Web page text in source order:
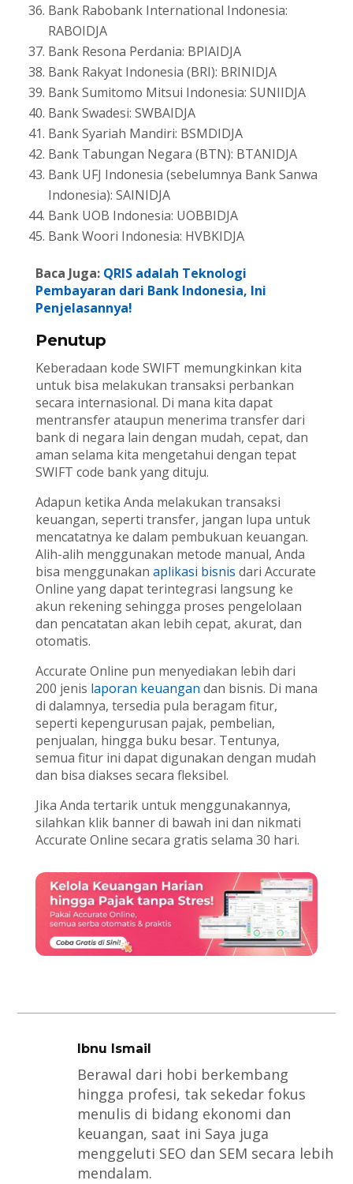
Bank Rabobank International Indonesia:
RABOIDJA
Bank Resona Perdania: BPIAIDJA
Bank Rakyat Indonesia (BRI): BRINIDJA
Bank Sumitomo Mitsui Indonesia: SUNIIDJA
Bank Swadesi: SWBAIDJA
Bank Syariah Mandiri: BSMDIDJA
Bank Tabungan Negara (BTN): BTANIDJA
Bank UFJ Indonesia (sebelumnya Bank Sanwa
Indonesia): SAINIDJA
Bank UOB Indonesia: UOBBIDJA
Bank Woori Indonesia: HVBKIDJA
Baca Juga: QRIS adalah Teknologi
Pembayaran dari Bank Indonesia, Ini
Penjelasannya!
Penutup
Keberadaan kode SWIFT memungkinkan kita
untuk bisa melakukan transaksi perbankan
secara internasional. Di mana kita dapat
mentransfer ataupun menerima transfer dari
bank di negara lain dengan mudah, cepat, dan
aman selama kita mengetahui dengan tepat
SWIFT code bank yang dituju.
Adapun ketika Anda melakukan transaksi
keuangan, seperti transfer, jangan lupa untuk
mencatatnya ke dalam pembukuan keuangan.
Alih-alih menggunakan metode manual, Anda
bisa menggunakan aplikasi bisnis dari Accurate
Online yang dapat terintegrasi langsung ke
akun rekening sehingga proses pengelolaan
dan pencatatan akan lebih cepat, akurat, dan
otomatis.
Accurate Online pun menyediakan lebih dari
200 jenis laporan keuangan dan bisnis. Di mana
di dalamnya, tersedia pula beragam fitur,
seperti kepengurusan pajak, pembelian,
penjualan, hingga buku besar. Tentunya,
semua fitur ini dapat digunakan dengan mudah
dan bisa diakses secara fleksibel.
Jika Anda tertarik untuk menggunakannya,
silahkan klik banner di bawah ini dan nikmati
Accurate Online secara gratis selama 30 hari.
Ibnu Ismail
Berawal dari hobi berkembang
hingga profesi, tak sekedar fokus
menulis di bidang ekonomi dan
keuangan, saat ini Saya juga
menggeluti SEO dan SEM secara lebih
mendalam.